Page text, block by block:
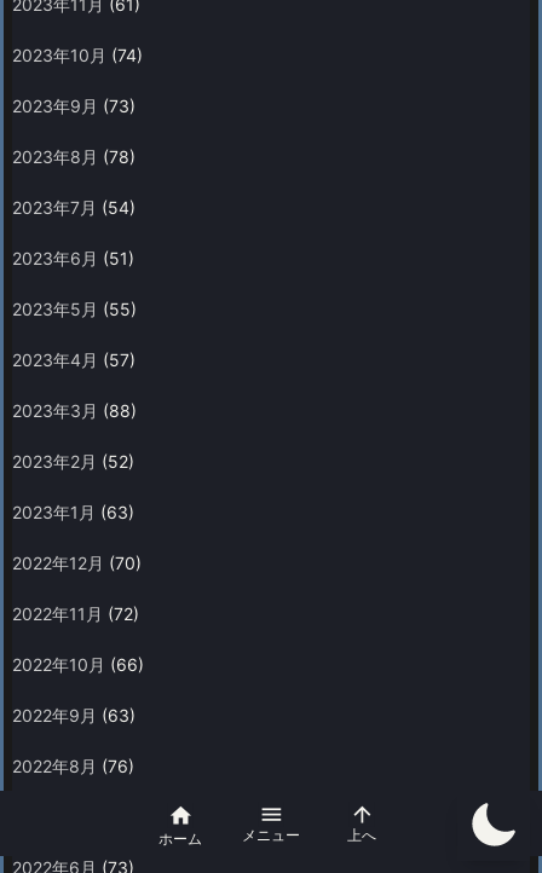
2023年11月 (61)
2023年10月 (74)
2023年9月 (73)
2023年8月 (78)
2023年7月 (54)
2023年6月 (51)
2023年5月 (55)
2023年4月 (57)
2023年3月 (88)
2023年2月 (52)
2023年1月 (63)
2022年12月 (70)
2022年11月 (72)
2022年10月 (66)
2022年9月 (63)
2022年8月 (76)
2022年6月 (73)

ホーム

メニュー

上へ